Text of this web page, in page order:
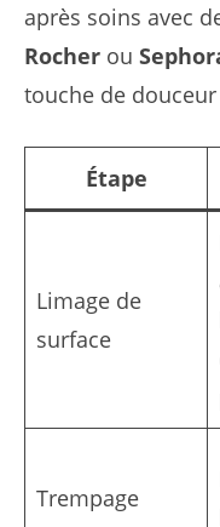
après soins avec
Rocher ou
touche de
Étape
Limage de
surface
Trempage